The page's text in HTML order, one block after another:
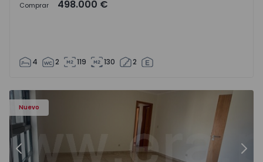
Comprar 498.000 €
4 2 119 130 2
Nuevo
- 15
Apartamento T3 Sintra, Algueirão-Mem Martins -
Anterior